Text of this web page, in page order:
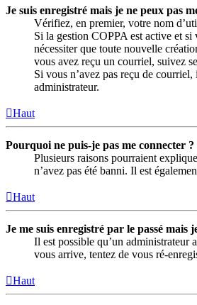
Je suis enregistré mais je ne peux pas
Vérifiez, en premier, votre nom
Si la gestion COPPA est active et
nécessiter que toute nouvelle
vous avez reçu un courriel, suivez
Si vous n’avez pas reçu de
administrateur.
Haut
Pourquoi ne puis-je pas me connecter ?
Plusieurs raisons pourraient
n’avez pas été banni. Il est
Haut
Je me suis enregistré par le passé mais
Il est possible qu’un administrateur
vous arrive, tentez de vous ré-
Haut